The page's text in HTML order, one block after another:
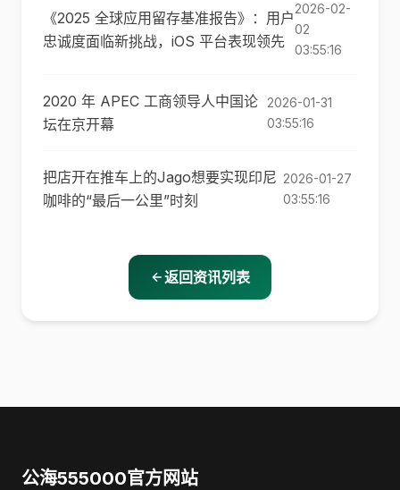
《2025 全球应用留存基准报告》：用户
忠诚度面临新挑战，iOS 平台表现领先
2026-02-
02
03:55:16
2020 年 APEC 工商领导人中国论
坛在京开幕
2026-01-31
03:55:16
把店开在推车上的Jago想要实现印尼
咖啡的“最后一公里”时刻
2026-01-27
03:55:16
返回资讯列表
公海555000官方网站